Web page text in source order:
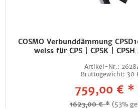
COSMO Verbunddämmung
weiss für CPS | CPSK |
Artikel-Nr.:
Bruttogewicht: 30
759,00 € *
1623,00 € * (53%